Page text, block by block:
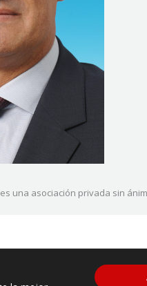
es una asociación privada sin